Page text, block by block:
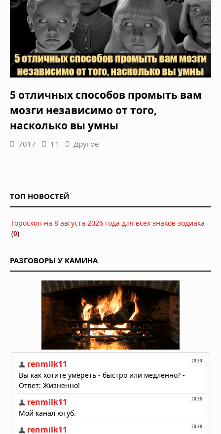
5 отличных способов промыть вам
мозги независимо от того,
насколько вы умны
7017 11 Другое
ТОП НОВОСТЕЙ
Гороскоп на 8 августа 2026 года для всех знаков зодиака
(0)
РАЗГОВОРЫ У КАМИНА